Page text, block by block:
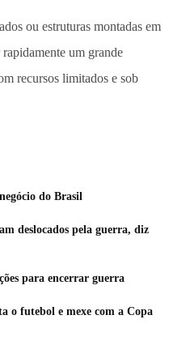
ou estruturas montadas em
um grande
recursos limitados e sob
do Brasil
deslocados pela guerra, diz
para encerrar guerra
o futebol e mexe com a Copa